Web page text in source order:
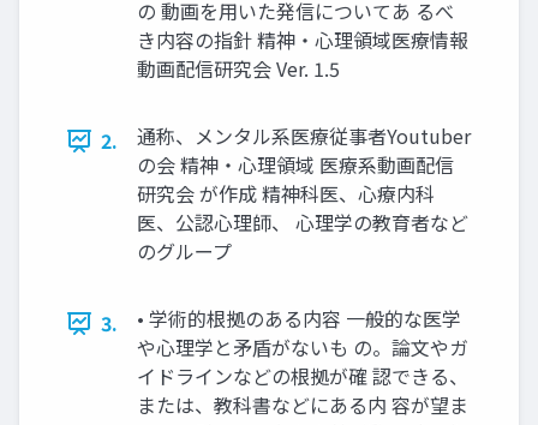
の 動画を用いた発信についてあ るべ
き内容の指針 精神・心理領域医療情報
動画配信研究会 Ver. 1.5
2.
通称、メンタル系医療従事者Youtuber
の会 精神・心理領域 医療系動画配信
研究会 が作成 精神科医、心療内科
医、公認心理師、 心理学の教育者など
のグループ
3.
• 学術的根拠のある内容 一般的な医学
や心理学と矛盾がないも の。論文やガ
イドラインなどの根拠が確 認できる、
または、教科書などにある内 容が望ま